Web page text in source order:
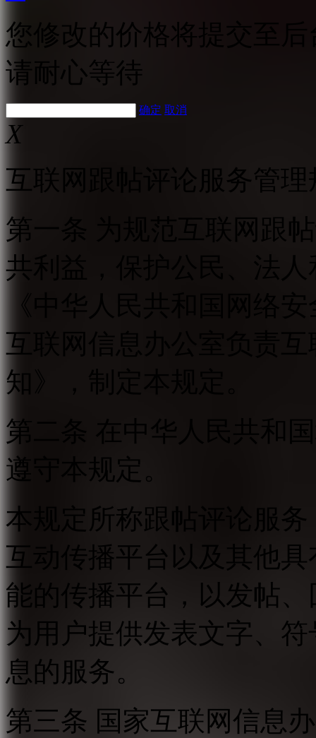
您修改的价格将提交至
请耐心等待
确定 取消
X
互联网跟帖评论服务管理
第一条 为规范互联网跟
共利益，保护公民、法
互联网信息办公室负责
知》，制定本规定。
第二条 在中华人民共和
遵守本规定。
本规定所称跟帖评论服
互动传播平台以及其他
能的传播平台，以发帖
为用户提供发表文字、
息的服务。
第三条 国家互联网信息